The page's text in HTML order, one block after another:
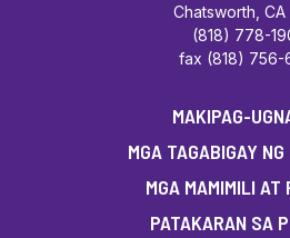
Chatsworth, CA
(818) 778-
fax (818) 756-
MAKIPAG-
MGA TAGABIGAY
MGA MAMIMILI AT
PATAKARAN SA